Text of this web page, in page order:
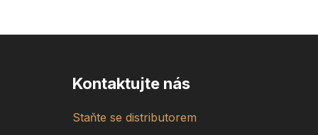
Kontaktujte nás
Staňte se distributorem